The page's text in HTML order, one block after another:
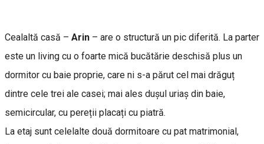
Cealaltă casă – Arin – are o structură un pic diferită. La parter
este un living cu o foarte mică bucătărie deschisă plus un
dormitor cu baie proprie, care ni s-a părut cel mai drăguț
dintre cele trei ale casei; mai ales dușul uriaș din baie,
semicircular, cu pereții placați cu piatră.
La etaj sunt celelalte două dormitoare cu pat matrimonial,